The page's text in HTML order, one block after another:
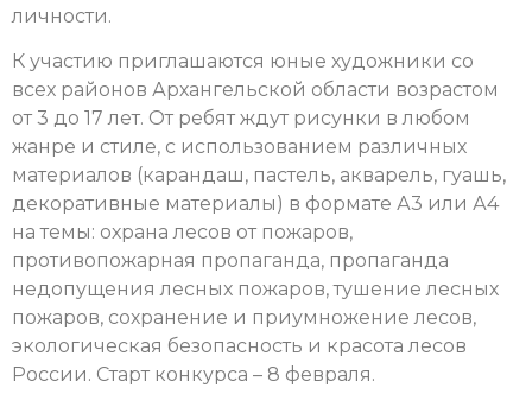
личности.
К участию приглашаются юные художники со
всех районов Архангельской области возрастом
от 3 до 17 лет. От ребят ждут рисунки в любом
жанре и стиле, с использованием различных
материалов (карандаш, пастель, акварель, гуашь,
декоративные материалы) в формате А3 или А4
на темы: охрана лесов от пожаров,
противопожарная пропаганда, пропаганда
недопущения лесных пожаров, тушение лесных
пожаров, сохранение и приумножение лесов,
экологическая безопасность и красота лесов
России. Старт конкурса – 8 февраля.